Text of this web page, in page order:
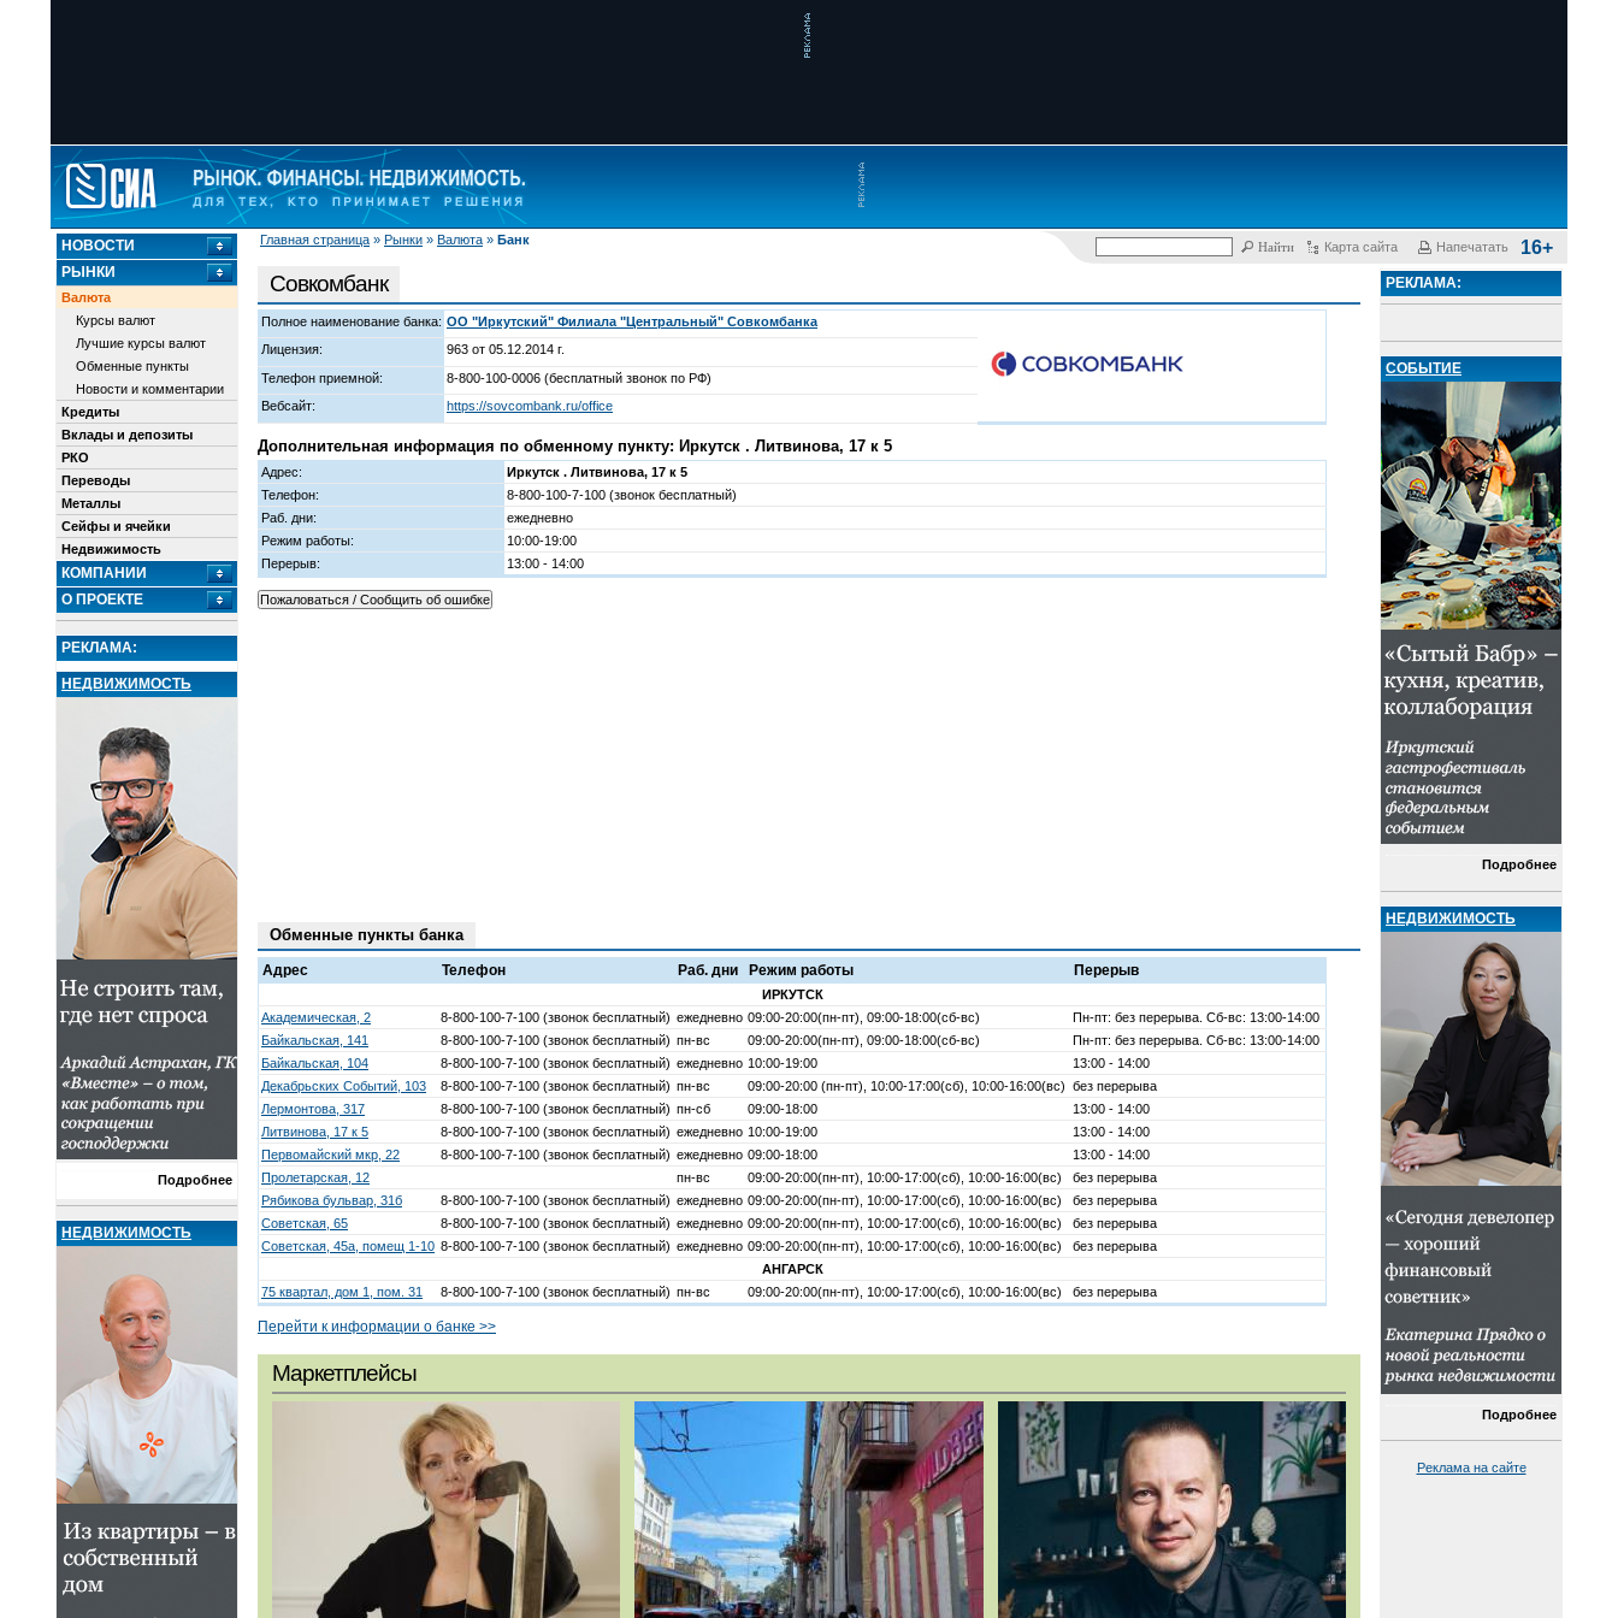
Главная страница » Рынки » Валюта » Банк
Карта сайта Напечатать 16+
НОВОСТИ
РЫНКИ
Валюта
Курсы валют
Лучшие курсы валют
Обменные пункты
Новости и комментарии
Кредиты
Вклады и депозиты
РКО
Переводы
Металлы
Сейфы и ячейки
Недвижимость
КОМПАНИИ
О ПРОЕКТЕ
РЕКЛАМА:
НЕДВИЖИМОСТЬ
Подробнее
НЕДВИЖИМОСТЬ
Совкомбанк
Полное наименование банка: ОО "Иркутский" Филиала "Центральный" Совкомбанка
Лицензия:
963 от 05.12.2014 г.
Телефон приемной:
8-800-100-0006 (бесплатный звонок по РФ)
Вебсайт:
https://sovcombank.ru/office
Дополнительная информация по обменному пункту: Иркутск . Литвинова, 17 к 5
Адрес:
Иркутск . Литвинова, 17 к 5
Телефон:
8-800-100-7-100 (звонок бесплатный)
Раб. дни:
ежедневно
Режим работы:
10:00-19:00
Перерыв:
13:00 - 14:00
Обменные пункты банка
Адрес Телефон Раб. дни Режим работы Перерыв
ИРКУТСК
Академическая, 2
8-800-100-7-100 (звонок бесплатный) ежедневно 09:00-20:00(пн-пт), 09:00-18:00(сб-вс)
Пн-пт: без перерыва. Сб-вс: 13:00-14:00
Байкальская, 141
8-800-100-7-100 (звонок бесплатный) пн-вс 09:00-20:00(пн-пт), 09:00-18:00(сб-вс)
Пн-пт: без перерыва. Сб-вс: 13:00-14:00
Байкальская, 104
8-800-100-7-100 (звонок бесплатный) ежедневно 10:00-19:00
13:00 - 14:00
Декабрьских Событий, 103
8-800-100-7-100 (звонок бесплатный) пн-вс 09:00-20:00 (пн-пт), 10:00-17:00(сб), 10:00-16:00(вс) без перерыва
Лермонтова, 317
8-800-100-7-100 (звонок бесплатный) пн-сб 09:00-18:00
13:00 - 14:00
Литвинова, 17 к 5
8-800-100-7-100 (звонок бесплатный) ежедневно 10:00-19:00
13:00 - 14:00
Первомайский мкр, 22
8-800-100-7-100 (звонок бесплатный) ежедневно 09:00-18:00
13:00 - 14:00
Пролетарская, 12
пн-вс 09:00-20:00(пн-пт), 10:00-17:00(сб), 10:00-16:00(вс)
без перерыва
Рябикова бульвар, 31б
8-800-100-7-100 (звонок бесплатный) ежедневно 09:00-20:00(пн-пт), 10:00-17:00(сб), 10:00-16:00(вс)
без перерыва
Советская, 65
8-800-100-7-100 (звонок бесплатный) ежедневно 09:00-20:00(пн-пт), 10:00-17:00(сб), 10:00-16:00(вс)
без перерыва
Советская, 45a, помещ 1-10 8-800-100-7-100 (звонок бесплатный) ежедневно 09:00-20:00(пн-пт), 10:00-17:00(сб), 10:00-16:00(вс)
без перерыва
АНГАРСК
75 квартал, дом 1, пом. 31
8-800-100-7-100 (звонок бесплатный) пн-вс 09:00-20:00(пн-пт), 10:00-17:00(сб), 10:00-16:00(вс) без перерыва
Перейти к информации о банке >>
Маркетплейсы
РЕКЛАМА:
СОБЫТИЕ
Подробнее
НЕДВИЖИМОСТЬ
Подробнее
Реклама на сайте